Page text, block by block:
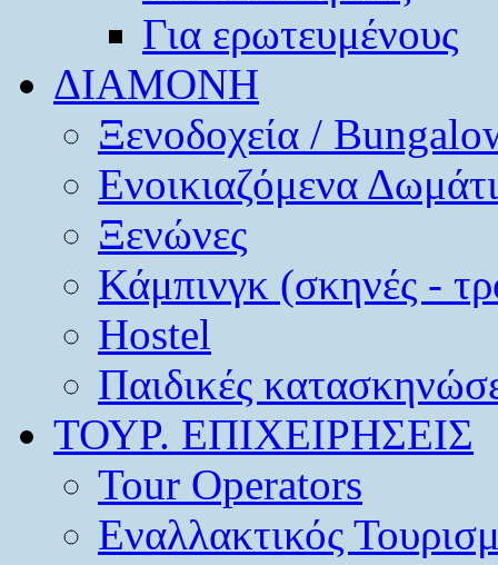
Για ερωτευμένους
ΔΙΑΜΟΝΗ
Ξενοδοχεία /
Ενοικιαζόμενα
Ξενώνες
Κάμπινγκ (σκηνές -
Hostel
Παιδικές
ΤΟΥΡ. ΕΠΙΧΕΙΡΗΣΕΙΣ
Tour Operators
Εναλλακτικός